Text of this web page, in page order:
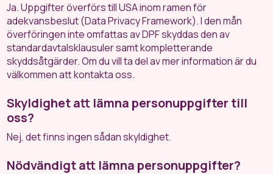
Ja. Uppgifter överförs till USA inom ramen för
adekvansbeslut (Data Privacy Framework). I den mån
överföringen inte omfattas av DPF skyddas den av
standardavtalsklausuler samt kompletterande
skyddsåtgärder. Om du vill ta del av mer information är du
välkommen att kontakta oss.
Skyldighet att lämna personuppgifter till
oss?
Nej, det finns ingen sådan skyldighet.
Nödvändigt att lämna personuppgifter?